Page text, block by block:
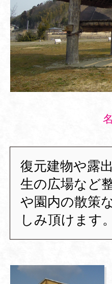
復元建物や露
生の広場など
や園内の散策
しみ頂けます。